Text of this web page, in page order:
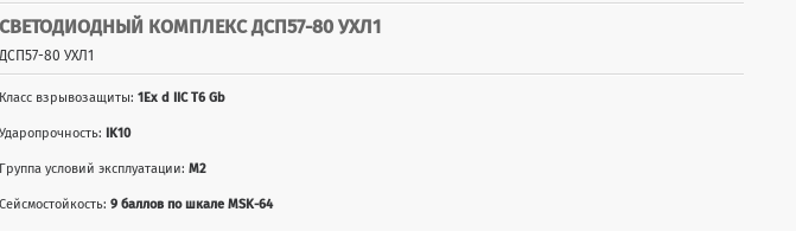
СВЕТОДИОДНЫЙ КОМПЛЕКС ДСП57-80 УХЛ1
ДСП57-80 УХЛ1
Класс взрывозащиты: 1Ex d IIС T6 Gb
Ударопрочность: IK10
Группа условий эксплуатации: М2
Сейсмостойкость: 9 баллов по шкале MSK-64